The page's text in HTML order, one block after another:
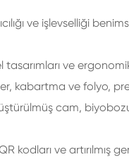
ve işlevselliği
tasarımları ve
kabartma ve folyo,
cam,
kodları ve artırılmış